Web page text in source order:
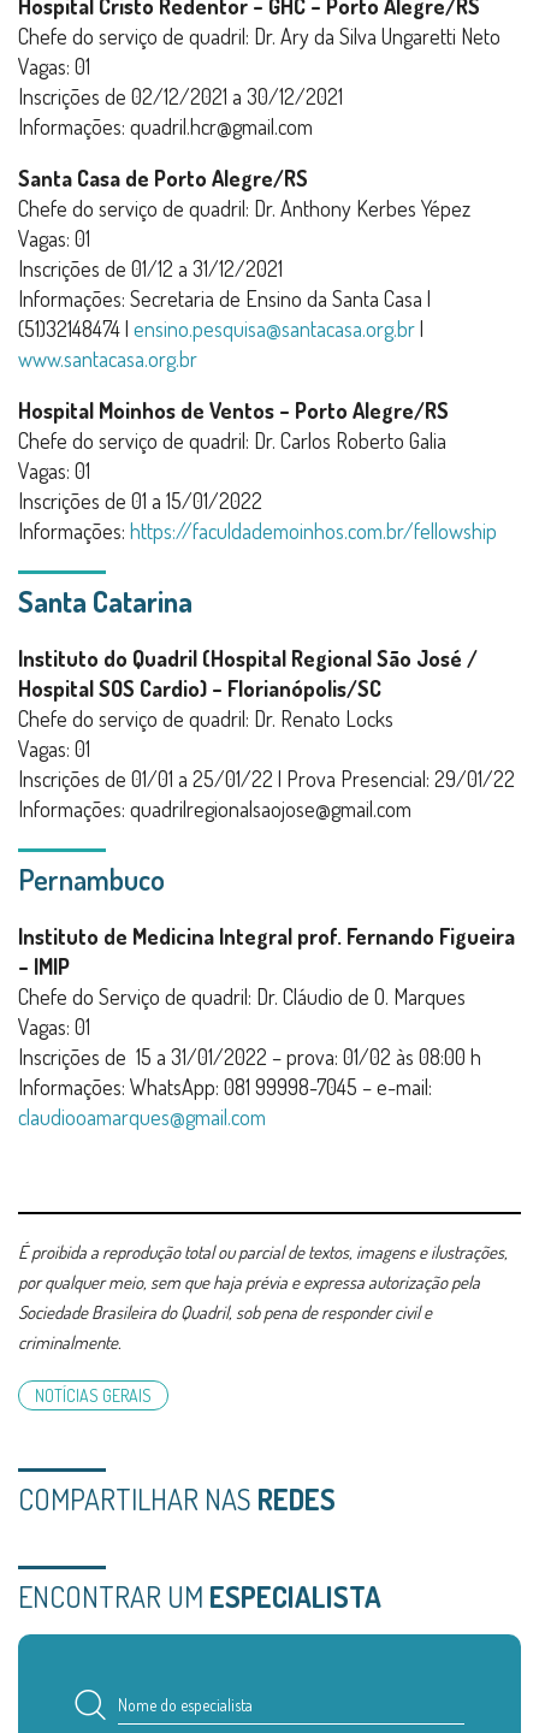
Hospital Cristo Redentor – GHC – Porto Alegre/RS
Chefe do serviço de quadril: Dr. Ary da Silva Ungaretti Neto
Vagas: 01
Inscrições de 02/12/2021 a 30/12/2021
Informações: quadril.hcr@gmail.com
Santa Casa de Porto Alegre/RS
Chefe do serviço de quadril: Dr. Anthony Kerbes Yépez
Vagas: 01
Inscrições de 01/12 a 31/12/2021
Informações: Secretaria de Ensino da Santa Casa |
(51)32148474 | ensino.pesquisa@santacasa.org.br|
www.santacasa.org.br
Hospital Moinhos de Ventos – Porto Alegre/RS
Chefe do serviço de quadril: Dr. Carlos Roberto Galia
Vagas: 01
Inscrições de 01 a 15/01/2022
Informações: https://faculdademoinhos.com.br/fellowship
Santa Catarina
Instituto do Quadril (Hospital Regional São José /
Hospital SOS Cardio) – Florianópolis/SC
Chefe do serviço de quadril: Dr. Renato Locks
Vagas: 01
Inscrições de 01/01 a 25/01/22 | Prova Presencial: 29/01/22
Informações: quadrilregionalsaojose@gmail.com
Pernambuco
Instituto de Medicina Integral prof. Fernando Figueira
– IMIP
Chefe do Serviço de quadril: Dr. Cláudio de O. Marques
Vagas: 01
Inscrições de 15 a 31/01/2022 – prova: 01/02 às 08:00 h
Informações: WhatsApp: 081 99998-7045 – e-mail:
claudiooamarques@gmail.com
É proibida a reprodução total ou parcial de textos, imagens e ilustrações,
por qualquer meio, sem que haja prévia e expressa autorização pela
Sociedade Brasileira do Quadril, sob pena de responder civil e
criminalmente.
NOTÍCIAS GERAIS
COMPARTILHAR NAS REDES
ENCONTRAR UM ESPECIALISTA